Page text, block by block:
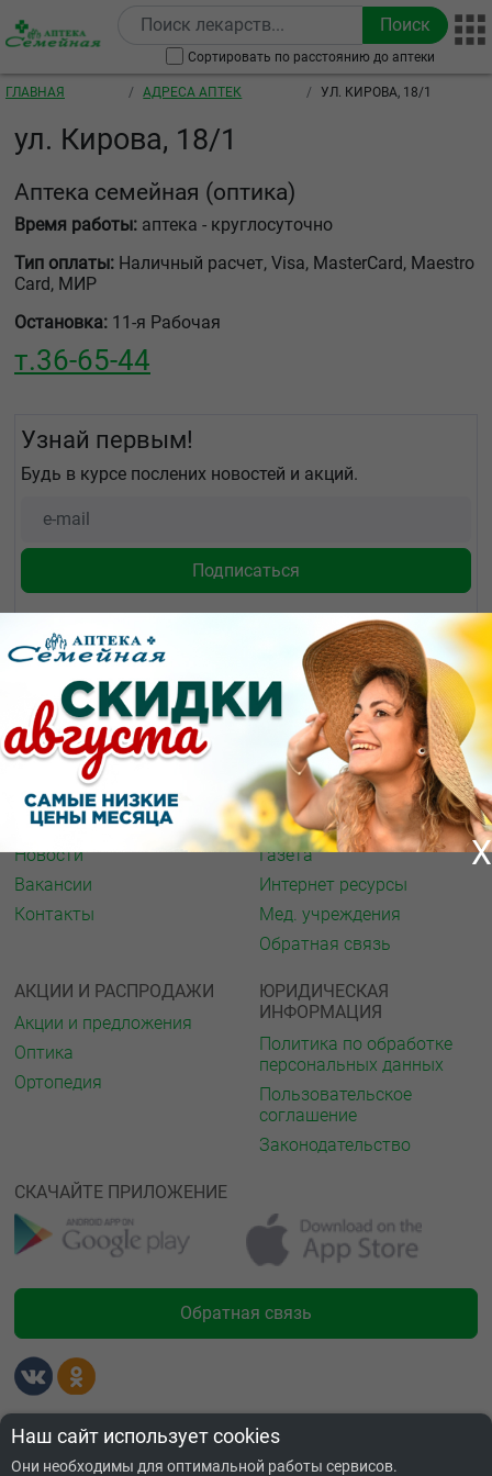
Сортировать по расстоянию до аптеки
Строка навигации
ГЛАВНАЯ АДРЕСА АПТЕК УЛ. КИРОВА, 18/1
ул. Кирова, 18/1
Аптека семейная (оптика)
Время работы: аптека - круглосуточно
Тип оплаты: Наличный расчет, Visa, MasterCard, Maestro
Card, МИР
Остановка: 11-я Рабочая
т.36-65-44
Узнай первым!
Будь в курсе послених новостей и акций.
X
О КОМПАНИИ
О нас
Акции
Архив акций
Новости
Вакансии
Контакты
ИНФОРМАЦИЯ
Аптечная справка
Адреса аптек
Спорт и фитнес
Газета
Интернет ресурсы
Мед. учреждения
Обратная связь
АКЦИИ И РАСПРОДАЖИ
Акции и предложения
Оптика
Ортопедия
ЮРИДИЧЕСКАЯ
ИНФОРМАЦИЯ
Политика по обработке
персональных данных
Пользовательское
соглашение
Законодательство
СКАЧАЙТЕ ПРИЛОЖЕНИЕ
Обратная связь
Лицензии
Наш сайт использует cookies
Они необходимы для оптимальной работы сервисов.